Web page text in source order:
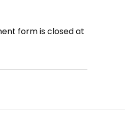
form is closed at